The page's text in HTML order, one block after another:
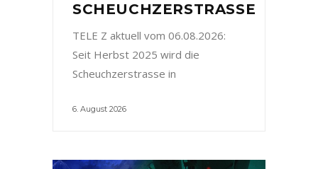
SCHEUCHZERSTRASSE
TELE Z aktuell vom 06.08.2026:
Seit Herbst 2025 wird die
Scheuchzerstrasse in
6. August 2026